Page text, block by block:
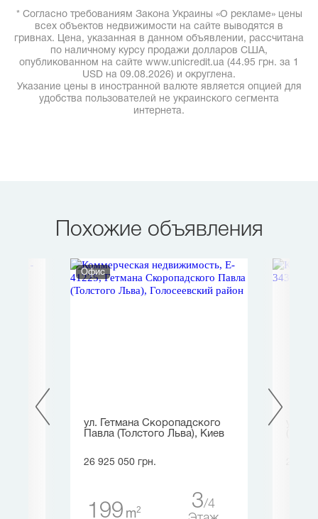
* Согласно требованиям Закона Украины «О рекламе» цены
всех объектов недвижимости на сайте выводятся в
гривнах. Цена, указанная в данном объявлении, рассчитана
по наличному курсу продажи долларов США,
опубликованном на сайте www.unicredit.ua (44.95 грн. за 1
USD на 09.08.2026) и округлена.
Указание цены в иностранной валюте является опцией для
удобства пользователей не украинского сегмента
интернета.
Похожие объявления
Офис
ул. Гетмана Скоропадского
Павла (Толстого Льва), Киев
26 925 050 грн.
199 m2 3 4